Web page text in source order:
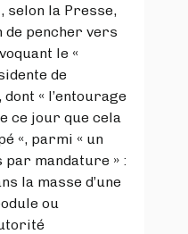
selon la Presse,
de pencher vers
le «
de
« l’entourage
ce jour que cela
«, parmi « un
mandature » :
la masse d’une
ou